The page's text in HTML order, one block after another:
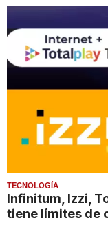
TECNOLOGÍA
Infinitum, Izzi,
tiene límites de